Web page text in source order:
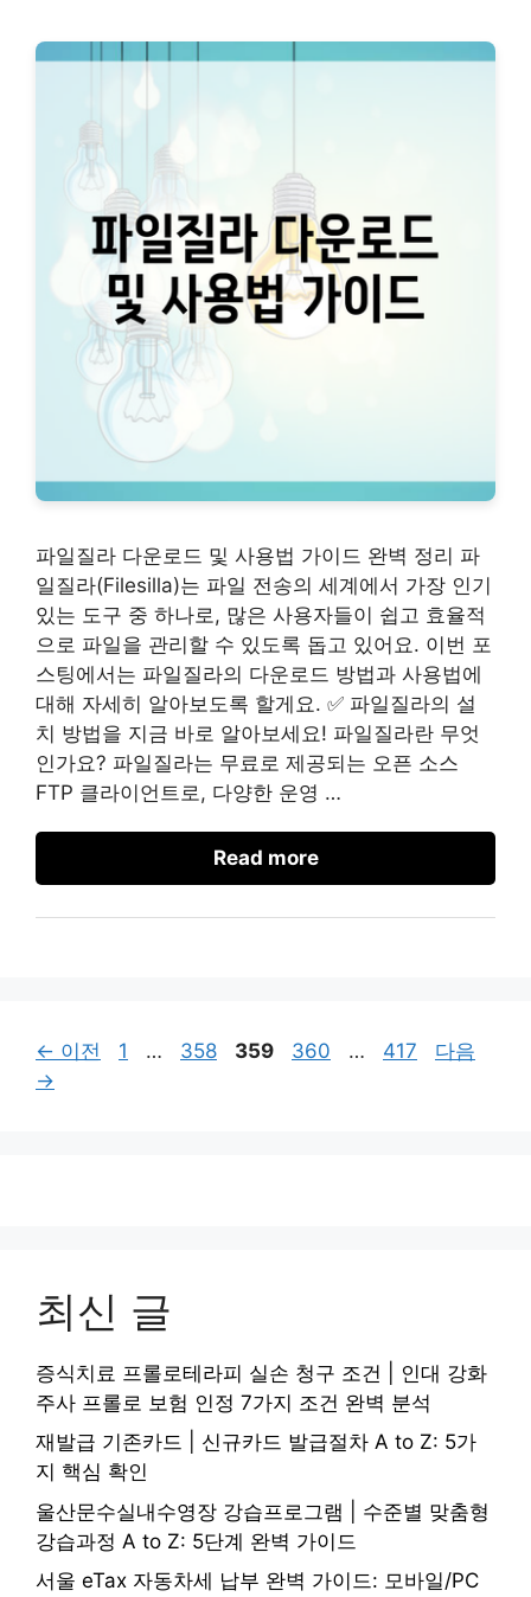
파일질라 다운로드 및 사용법 가이드 완벽 정리 파
일질라(Filesilla)는 파일 전송의 세계에서 가장 인기
있는 도구 중 하나로, 많은 사용자들이 쉽고 효율적
으로 파일을 관리할 수 있도록 돕고 있어요. 이번 포
스팅에서는 파일질라의 다운로드 방법과 사용법에
대해 자세히 알아보도록 할게요. ✅ 파일질라의 설
치 방법을 지금 바로 알아보세요! 파일질라란 무엇
인가요? 파일질라는 무료로 제공되는 오픈 소스
FTP 클라이언트로, 다양한 운영 …
Read more
← 이전
페
1 …
페
358
페
359
페
360 …
페
417
다음
→
최신 글
증식치료 프롤로테라피 실손 청구 조건 | 인대 강화
주사 프롤로 보험 인정 7가지 조건 완벽 분석
재발급 기존카드 | 신규카드 발급절차 A to Z: 5가
지 핵심 확인
울산문수실내수영장 강습프로그램 | 수준별 맞춤형
강습과정 A to Z: 5단계 완벽 가이드
서울 eTax 자동차세 납부 완벽 가이드: 모바일/PC